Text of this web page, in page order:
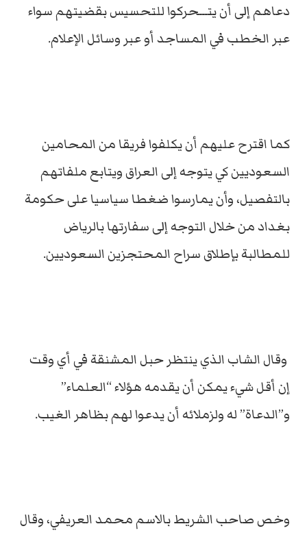
دعاهم إلى أن يتـــحركوا للتحسيس بقضيتهم سواء
عبر الخطب في المساجد أو عبر وسائل الإعلام.
كما اقترح عليهم أن يكلفوا فريقا من المحامين
السعوديين كي يتوجه إلى العراق ويتابع ملفاتهم
بالتفصيل، وأن يمارسوا ضغطا سياسيا على حكومة
بغداد من خلال التوجه إلى سفارتها بالرياض
للمطالبة بإطلاق سراح المحتجزين السعوديين.
وقال الشاب الذي ينتظر حبل المشنقة في أي وقت
إن أقل شيء يمكن أن يقدمه هؤلاء “العلماء”
و”الدعاة” له ولزملائه أن يدعوا لهم بظاهر الغيب.
وخص صاحب الشريط بالاسم محمد العريفي، وقال